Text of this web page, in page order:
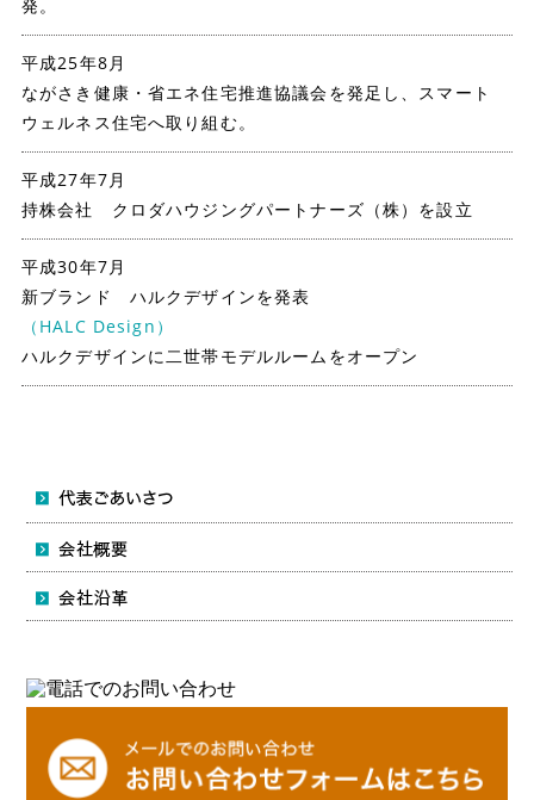
発。
平成25年8月
ながさき健康・省エネ住宅推進協議会を発足し、スマート
ウェルネス住宅へ取り組む。
平成27年7月
持株会社 クロダハウジングパートナーズ（株）を設立
平成30年7月
新ブランド ハルクデザインを発表
（HALC Design）
ハルクデザインに二世帯モデルルームをオープン